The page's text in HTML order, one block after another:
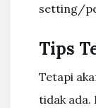
setting/
Tips
Tetapi
tidak ada.